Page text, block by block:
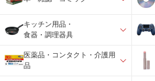
キッチン用品・
食器・調理器具
医薬品・コンタクト・介護用
品